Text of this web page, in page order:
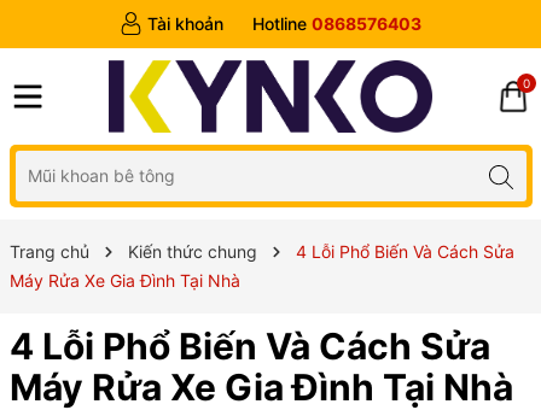
Tài khoản Hotline 0868576403
0
Trang chủ Kiến thức chung
4 Lỗi Phổ Biến Và Cách Sửa
Máy Rửa Xe Gia Đình Tại Nhà
4 Lỗi Phổ Biến Và Cách Sửa
Máy Rửa Xe Gia Đình Tại Nhà